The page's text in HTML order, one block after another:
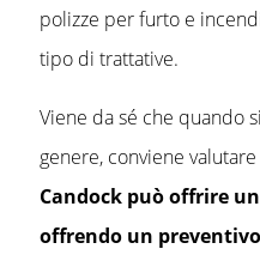
polizze per furto e
tipo di trattative.
Viene da sé che quando
genere, conviene
Candock può offrire
offrendo un